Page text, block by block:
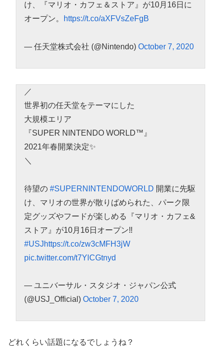
け、『マリオ・カフェ＆ストア』が10月16日に
オープン。
https://t.co/aXFVsZeFgB
— 任天堂株式会社 (@Nintendo) October 7, 2020
／
世界初の任天堂をテーマにした
大規模エリア
『SUPER NINTENDO WORLD™』
2021年春開業決定✨
＼
待望の #SUPERNINTENDOWORLD 開業に先駆
け、マリオの世界が散りばめられた、パーク限
定グッズやフードが楽しめる『マリオ・カフェ&
ストア』が10月16日オープン‼
#USJhttps://t.co/zw3cMFH3jW
pic.twitter.com/t7YlCGtnyd
— ユニバーサル・スタジオ・ジャパン公式
(@USJ_Official) October 7, 2020
どれくらい話題になるでしょうね？